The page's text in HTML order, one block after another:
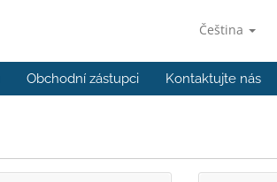
Čeština
Obchodní zástupci Kontaktujte nás